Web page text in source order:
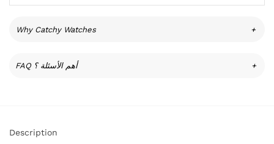
Why Catchy Watches +
FAQ أهم الأسئلة ؟ +
Description